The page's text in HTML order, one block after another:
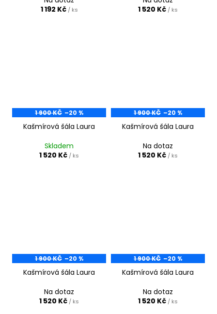
1 192 Kč / ks
1 520 Kč / ks
1 900 KČ –20 %
Kašmírová šála Laura
Skladem
1 520 Kč / ks
1 900 KČ –20 %
Kašmírová šála Laura
Na dotaz
1 520 Kč / ks
1 900 KČ –20 %
Kašmírová šála Laura
Na dotaz
1 520 Kč / ks
1 900 KČ –20 %
Kašmírová šála Laura
Na dotaz
1 520 Kč / ks